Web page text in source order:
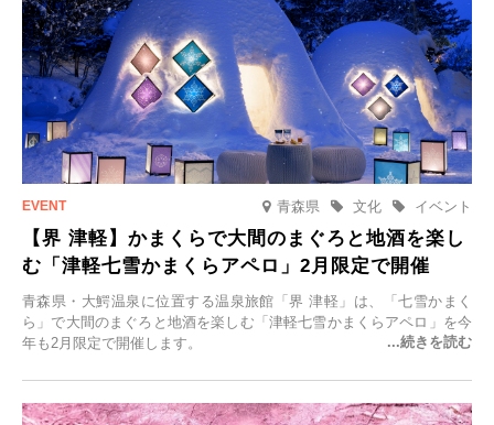
青森県 イベント
文化
【界 津軽】かまくらで大間のまぐろと地酒を楽し
む「津軽七雪かまくらアペロ」2月限定で開催
青森県・大鰐温泉に位置する温泉旅館「界 津軽」は、「七雪かまく
ら」で大間のまぐろと地酒を楽しむ「津軽七雪かまくらアペロ」を今
年も2月限定で開催します。